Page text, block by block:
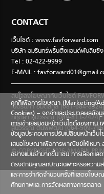
CONTACT
เว็บไซต์ : www.favforward.com
บริษัท อมรินทร์พริ้นติ้งแอนด์พับลิชชิ่
Tel : 02-422-9999
E-MAIL :
สนใจลงโฆษณากับเว็บไซต์
เนตรนภา อมตสกุล [081-684-8324]
กฤตยา อุปวรรณ [089-813-2424]
สินีวรรณ ตันพิพัฒน์ [064-509-
© COPYRIGHT 2026 AMARIN
คุกกี้เพื่อการโฆษณา (Marketing/
Cookies) – จดจำและประมวลผลข้อ
การเข้าเยี่ยมชมหน้าเว็บไซต์ของท่าน เ
ข้อมูลประกอบการปรับเปลี่ยนหน้าเว็บ
เสนอโฆษณาเพื่อการพาณิชย์ให้เหมาะ
อย่างแม่นยำมากขึ้น เช่น การเลือกแ
ตรงตามคุณลักษณะเฉพาะหรือความส
และการจำกัดจำนวนครั้งที่แสดงโฆษ
ศักยภาพและการวัดผลทางการตลาด